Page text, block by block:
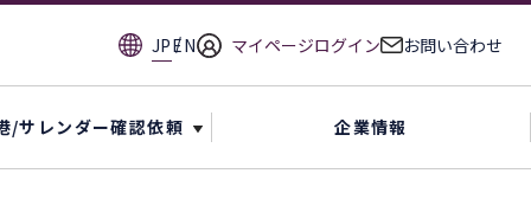
JPEN マイページログイン お問い合わせ
/サレンダー確認依頼 企業情報